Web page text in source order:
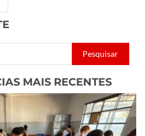
MAIS RECENTES